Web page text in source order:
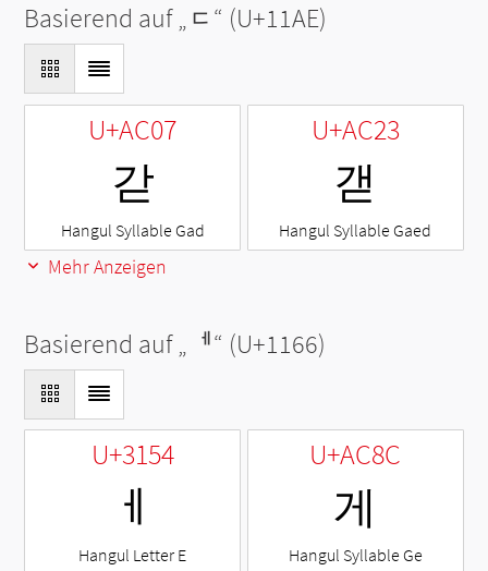
Basierend auf „ᆮ“ (U+11AE)
U+AC07
갇
Hangul Syllable Gad
U+AC23
갣
Hangul Syllable Gaed
Mehr Anzeigen
Basierend auf „ ᅦ“ (U+1166)
U+3154
ㅔ
Hangul Letter E
U+AC8C
게
Hangul Syllable Ge